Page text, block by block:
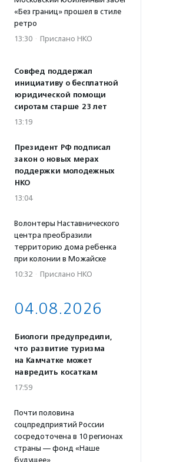
«Без границ» прошел в стиле
ретро
13:30 · Прислано НКО
Совфед поддержал
инициативу о бесплатной
юридической помощи
сиротам старше 23 лет
13:19
Президент РФ подписал
закон о новых мерах
поддержки молодежных
НКО
13:04
Волонтеры Наставнического
центра преобразили
территорию дома ребенка
при колонии в Можайске
10:32 · Прислано НКО
04.08.2026
Биологи предупредили,
что развитие туризма
на Камчатке может
навредить косаткам
17:59
Почти половина
соцпредприятий России
сосредоточена в 10 регионах
страны — фонд «Наше
будущее»